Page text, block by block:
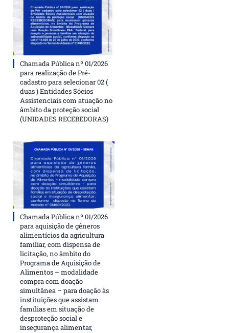
Chamada Pública nº 01/2026
para realização de Pré-
cadastro para selecionar 02 (
duas ) Entidades Sócios
Assistenciais com atuação no
âmbito da proteção social
(UNIDADES RECEBEDORAS)
Chamada Pública nº 01/2026
para aquisição de gêneros
alimentícios da agricultura
familiar, com dispensa de
licitação, no âmbito do
Programa de Aquisição de
Alimentos – modalidade
compra com doação
simultânea – para doação às
instituições que assistam
famílias em situação de
desproteção social e
insegurança alimentar,